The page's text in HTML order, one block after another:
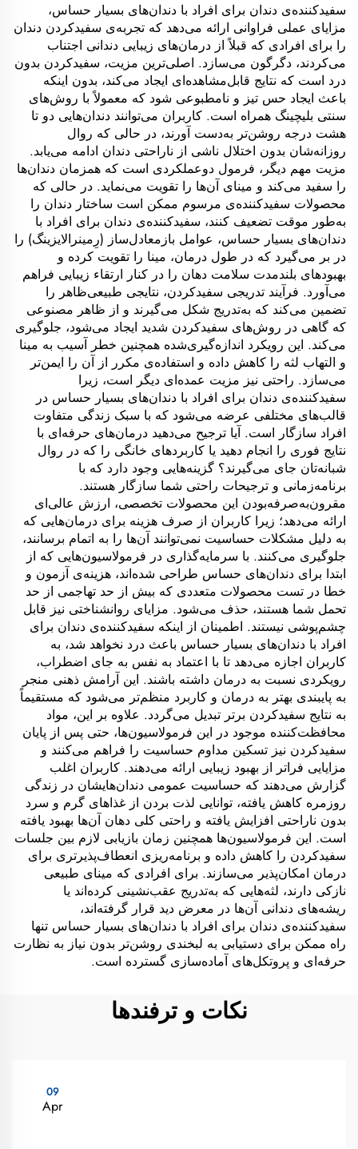
سفیدکننده‌ی دندان برای افراد با دندان‌های بسیار حساس،
مزایای عملی فراوانی ارائه می‌دهد که تجربه‌ی سفیدکردن دندان
را برای افرادی که قبلاً از درمان‌های زیبایی دندانی اجتناب
می‌کردند، دگرگون می‌سازد. اصلی‌ترین مزیت، سفیدکردن بدون
درد است که نتایج قابل‌مشاهده‌ای ایجاد می‌کند، بدون اینکه
باعث ایجاد حس تیز و نامطبوعی شود که معمولاً با روش‌های
سنتی بلیچینگ همراه است. کاربران می‌توانند دندان‌هایی دو تا
هشت درجه روشن‌تر به‌دست آورند، در حالی که روال
روزانه‌شان بدون اختلال ناشی از ناراحتی دندان ادامه می‌یابد.
مزیت مهم دیگر، فرمول دو‌عملکردی است که همزمان دندان‌ها
را سفید می‌کند و مینای آن‌ها را تقویت می‌نماید. در حالی که
محصولات سفیدکننده‌ی مرسوم ممکن است ساختار دندان را
به‌طور موقت تضعیف کنند، سفیدکننده‌ی دندان برای افراد با
دندان‌های بسیار حساس، عوامل بازمعادل‌ساز (رِمینرالایزینگ) را
در بر می‌گیرد که در طول درمان، مینا را تقویت کرده و
بهبودهای بلندمدت سلامت دهان را در کنار ارتقاء زیبایی فراهم
می‌آورد. فرآیند تدریجی سفیدکردن، نتایجی طبیعی‌ظاهر را
تضمین می‌کند که به‌تدریج شکل می‌گیرند و از ظاهر مصنوعی
که گاهی در روش‌های سفیدکردن شدید ایجاد می‌شود، جلوگیری
می‌کند. این رویکرد اندازه‌گیری‌شده همچنین خطر آسیب به مینا
و التهاب لثه را کاهش داده و استفاده‌ی مکرر از آن را ایمن‌تر
می‌سازد. راحتی نیز مزیت عمده‌ای دیگر است، زیرا
سفیدکننده‌ی دندان برای افراد با دندان‌های بسیار حساس در
قالب‌های مختلفی عرضه می‌شود که با سبک زندگی متفاوت
افراد سازگار است. آیا ترجیح می‌دهید درمان‌های حرفه‌ای با
نتایج فوری را انجام دهید یا کاربردهای خانگی را که در روال
شبانه‌تان جای می‌گیرند؟ گزینه‌هایی وجود دارد که با
برنامه‌زمانی و ترجیحات راحتی شما سازگار هستند.
مقرون‌به‌صرفه‌بودن این محصولات تخصصی، ارزش عالی‌ای
ارائه می‌دهد؛ زیرا کاربران از صرف هزینه برای درمان‌هایی که
به دلیل مشکلات حساسیت نمی‌توانند آن‌ها را به اتمام برسانند،
جلوگیری می‌کنند. با سرمایه‌گذاری در فرمولاسیون‌هایی که از
ابتدا برای دندان‌های حساس طراحی شده‌اند، هزینه‌ی آزمون و
خطا در تست محصولات متعددی که بیش از حد تهاجمی از حد
تحمل شما هستند، حذف می‌شود. مزایای روانشناختی نیز قابل
چشم‌پوشی نیستند. اطمینان از اینکه سفیدکننده‌ی دندان برای
افراد با دندان‌های بسیار حساس باعث درد نخواهد شد، به
کاربران اجازه می‌دهد تا با اعتماد به نفس به جای اضطراب،
رویکردی نسبت به درمان داشته باشند. این آرامش ذهنی منجر
به پایبندی بهتر به درمان و کاربرد منظم‌تر می‌شود که مستقیماً
به نتایج سفیدکردن برتر تبدیل می‌گردد. علاوه بر این، مواد
محافظت‌کننده موجود در این فرمولاسیون‌ها، حتی پس از پایان
سفیدکردن نیز تسکین مداوم حساسیت را فراهم می‌کنند و
مزایایی فراتر از بهبود زیبایی ارائه می‌دهند. کاربران اغلب
گزارش می‌دهند که حساسیت عمومی دندان‌هایشان در زندگی
روزمره کاهش یافته، توانایی لذت بردن از غذاهای گرم و سرد
بدون ناراحتی افزایش یافته و راحتی کلی دهان آن‌ها بهبود یافته
است. این فرمولاسیون‌ها همچنین زمان بازیابی لازم بین جلسات
سفیدکردن را کاهش داده و برنامه‌ریزی انعطاف‌پذیرتری برای
درمان امکان‌پذیر می‌سازند. برای افرادی که مینای طبیعی
نازکی دارند، لثه‌هایی که به‌تدریج عقب‌نشینی کرده‌اند یا
ریشه‌های دندانی آن‌ها در معرض دید قرار گرفته‌اند،
سفیدکننده‌ی دندان برای افراد با دندان‌های بسیار حساس تنها
راه ممکن برای دستیابی به لبخندی روشن‌تر بدون نیاز به نظارت
حرفه‌ای و پروتکل‌های آماده‌سازی گسترده است.
نکات و ترفندها
09
Apr